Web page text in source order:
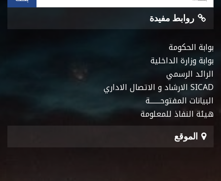
روابط مفيدة
بوابة الحكومة
بوابة وزارة الداخلية
الرائد الرسمي
SICAD الارشاد و الاتصال الاداري
البيانات المفتوحـــــــة
هيئة النفاذ للمعلومة
الموقع